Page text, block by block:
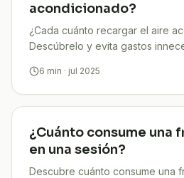
acondicionado?
¿Cada cuánto recargar el aire
Descúbrelo y evita gastos
6 min · jul 2025
¿Cuánto consume una
en una sesión?
Descubre cuánto consume una